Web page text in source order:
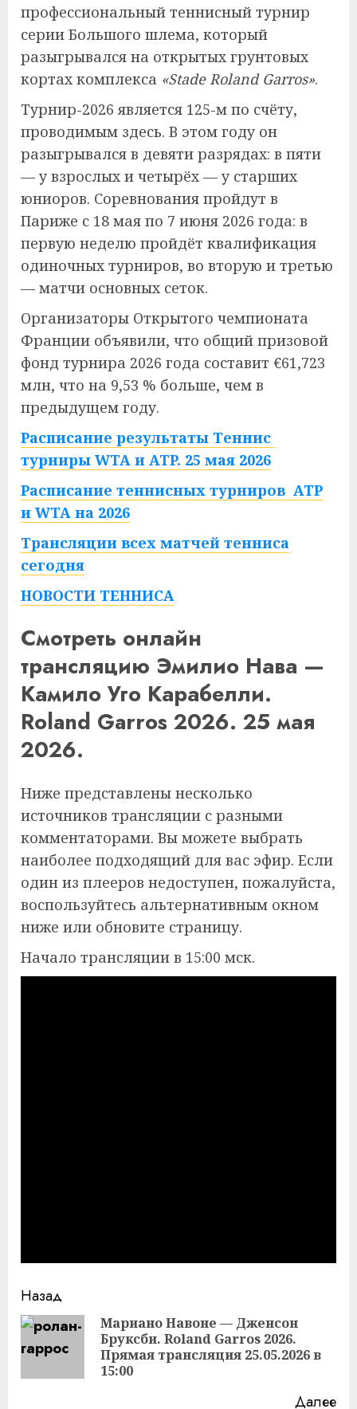
профессиональный теннисный турнир
серии Большого шлема, который
разыгрывался на открытых грунтовых
кортах комплекса «Stade Roland Garros».
Турнир-2026 является 125-м по счёту,
проводимым здесь. В этом году он
разыгрывался в девяти разрядах: в пяти
— у взрослых и четырёх — у старших
юниоров. Соревнования пройдут в
Париже с 18 мая по 7 июня 2026 года: в
первую неделю пройдёт квалификация
одиночных турниров, во вторую и третью
— матчи основных сеток.
Организаторы Открытого чемпионата
Франции объявили, что общий призовой
фонд турнира 2026 года составит €61,723
млн, что на 9,53 % больше, чем в
предыдущем году.
Расписание результаты Теннис
турниры WTA и ATP. 25 мая 2026
Расписание теннисных турниров ATP
и WTA на 2026
Трансляции всех матчей тенниса
сегодня
НОВОСТИ ТЕННИСА
Смотреть онлайн
трансляцию Эмилио Нава —
Камило Уго Карабелли.
Roland Garros 2026. 25 мая
2026.
Ниже представлены несколько
источников трансляции с разными
комментаторами. Вы можете выбрать
наиболее подходящий для вас эфир. Если
один из плееров недоступен, пожалуйста,
воспользуйтесь альтернативным окном
ниже или обновите страницу.
Начало трансляции в 15:00 мск.
Продолжить
чтение
Назад
Мариано Навоне — Дженсон
Бруксби. Roland Garros 2026.
Прямая трансляция 25.05.2026 в
15:00
Далее